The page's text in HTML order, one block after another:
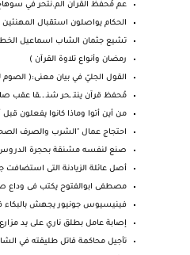
عم مُحفظ القرآن الم.نتحر في
الحكام يواصلون استقبال
تشيع جثمان الشاب اسماعيل
رمضان وأنواع تلاوة القرآن )
القول الجليّ في بيان معنى:( الصوم
مُحفظ قرآن ينتـ ـحر شنـ ـ ـقا عقب
من أين أتوا وماذا كانوا يفعلون
احتجاج عمال "الشرب والصرف
صنع لنفسه مشنقة بحجرة
أصل عائلة الزيادنة التى استضافت
مصطفى ابوالفتوح يكتب فى وداع
فينيسيوس جونيور يجهش
إصابة عامل بطلق ناري على يد
تأجيل محاكمة قاتل طليقته في